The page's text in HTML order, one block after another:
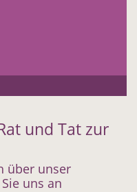
und Tat zur
über unser
uns an